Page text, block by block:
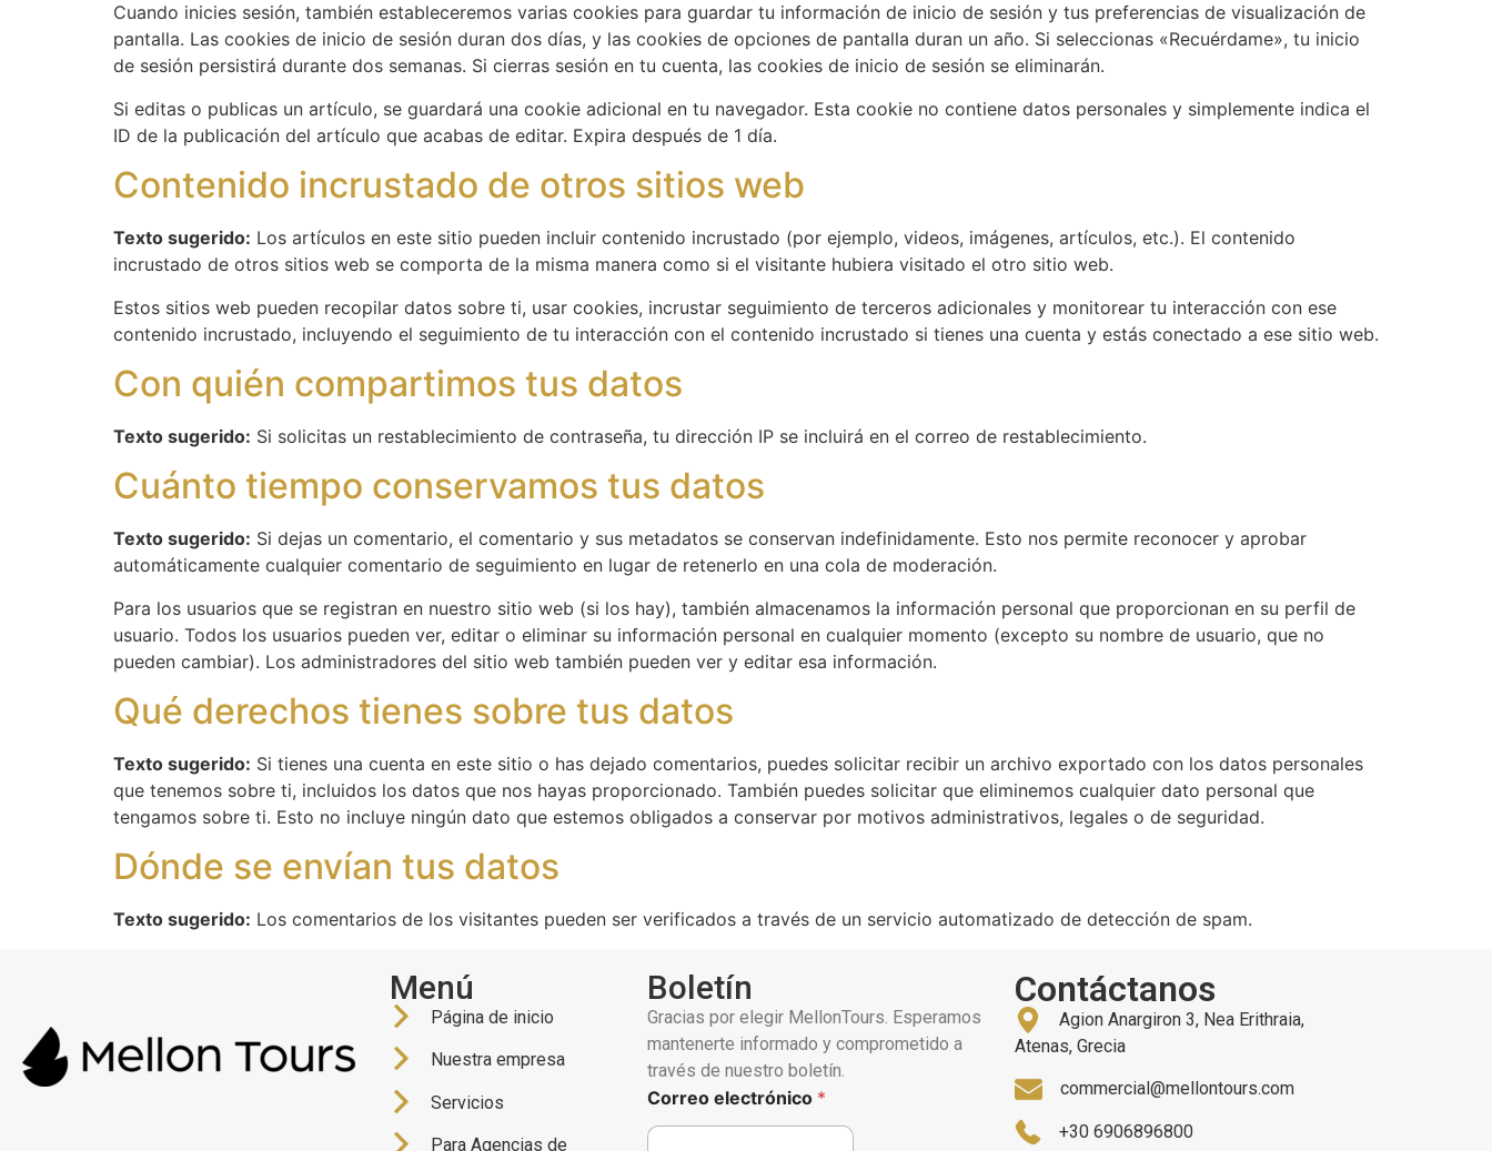
Cuando inicies sesión, también estableceremos varias cookies para guardar tu información de inicio de sesión y tus preferencias de visualización de
pantalla. Las cookies de inicio de sesión duran dos días, y las cookies de opciones de pantalla duran un año. Si seleccionas «Recuérdame», tu inicio
de sesión persistirá durante dos semanas. Si cierras sesión en tu cuenta, las cookies de inicio de sesión se eliminarán.
Si editas o publicas un artículo, se guardará una cookie adicional en tu navegador. Esta cookie no contiene datos personales y simplemente indica el
ID de la publicación del artículo que acabas de editar. Expira después de 1 día.
Contenido incrustado de otros sitios web
Texto sugerido: Los artículos en este sitio pueden incluir contenido incrustado (por ejemplo, videos, imágenes, artículos, etc.). El contenido
incrustado de otros sitios web se comporta de la misma manera como si el visitante hubiera visitado el otro sitio web.
Estos sitios web pueden recopilar datos sobre ti, usar cookies, incrustar seguimiento de terceros adicionales y monitorear tu interacción con ese
contenido incrustado, incluyendo el seguimiento de tu interacción con el contenido incrustado si tienes una cuenta y estás conectado a ese sitio web.
Con quién compartimos tus datos
Texto sugerido: Si solicitas un restablecimiento de contraseña, tu dirección IP se incluirá en el correo de restablecimiento.
Cuánto tiempo conservamos tus datos
Texto sugerido: Si dejas un comentario, el comentario y sus metadatos se conservan indefinidamente. Esto nos permite reconocer y aprobar
automáticamente cualquier comentario de seguimiento en lugar de retenerlo en una cola de moderación.
Para los usuarios que se registran en nuestro sitio web (si los hay), también almacenamos la información personal que proporcionan en su perfil de
usuario. Todos los usuarios pueden ver, editar o eliminar su información personal en cualquier momento (excepto su nombre de usuario, que no
pueden cambiar). Los administradores del sitio web también pueden ver y editar esa información.
Qué derechos tienes sobre tus datos
Texto sugerido: Si tienes una cuenta en este sitio o has dejado comentarios, puedes solicitar recibir un archivo exportado con los datos personales
que tenemos sobre ti, incluidos los datos que nos hayas proporcionado. También puedes solicitar que eliminemos cualquier dato personal que
tengamos sobre ti. Esto no incluye ningún dato que estemos obligados a conservar por motivos administrativos, legales o de seguridad.
Dónde se envían tus datos
Texto sugerido: Los comentarios de los visitantes pueden ser verificados a través de un servicio automatizado de detección de spam.
Menú
Página de inicio
Nuestra empresa
Servicios
Para Agencias de
Boletín
Gracias por elegir MellonTours. Esperamos
mantenerte informado y comprometido a
través de nuestro boletín.
Correo electrónico *
Contáctanos
Agion Anargiron 3, Nea Erithraia,
Atenas, Grecia
commercial@mellontours.com
+30 6906896800